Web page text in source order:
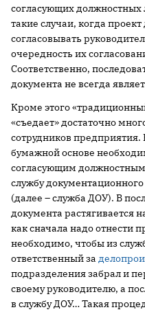
согласующих должностных
такие случаи, когда
согласовывать
очередность их
Соответственно,
документа не всегда
Кроме этого
«съедает» достаточно
сотрудников предприятия.
бумажной основе
согласующим
службу
(далее – служба ДОУ). В
документа растягивается
как сначала надо отнести
необходимо, чтобы из
ответственный за
подразделения забрал и
своему руководителю, а
в службу ДОУ… Такая